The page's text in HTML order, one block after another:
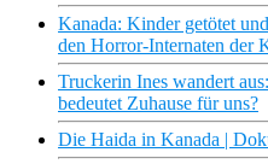
Kanada: Kinder getötet
den Horror-Internaten der
Truckerin Ines wandert
bedeutet Zuhause für uns?
Die Haida in Kanada |